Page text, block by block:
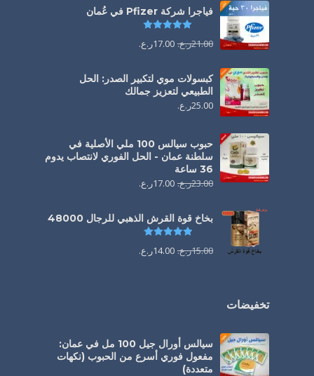
فياجرا شركة Pfizer في عُمان
21.00ر.ع. 17.00ر.ع.
كبسولات موي لتكبير الصدر: الحل
الطبيعي لتعزيز جمالك
25.00ر.ع.
حبوب سيالس 100 ملي الأصلية في
سلطنة عمان - الحل الفوري لانتصاب يدوم
36 ساعة
23.00ر.ع. 17.00ر.ع.
بخاخ قوة القرش الذهبي للرجال 48000
تم التقييم
15.00ر.ع. 14.00ر.ع.
تخفيضات
سيالس أورال جيل 100 مل في عمان:
مفعول فوري أسرع من الحبوب (نكهات
متعددة)